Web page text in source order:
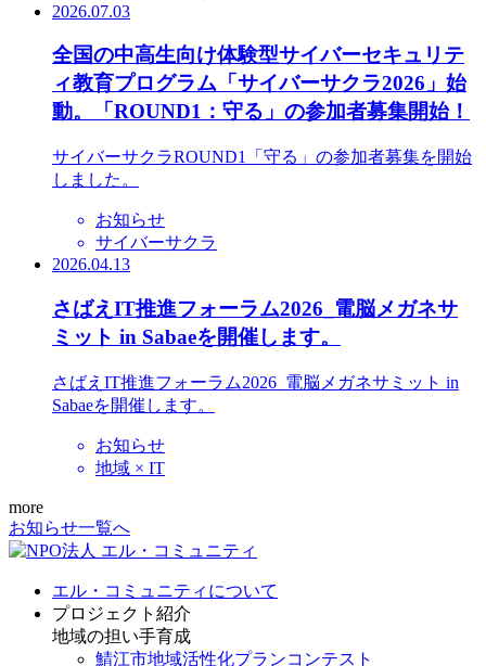
2026.07.03
全国の中高生向け体験型サイバーセキュリテ
ィ教育プログラム「サイバーサクラ2026」始
動。「ROUND1：守る」の参加者募集開始！
サイバーサクラROUND1「守る」の参加者募集を開始
しました。
お知らせ
サイバーサクラ
2026.04.13
さばえIT推進フォーラム2026_電脳メガネサ
ミット in Sabaeを開催します。
さばえIT推進フォーラム2026_電脳メガネサミット in
Sabaeを開催します。
お知らせ
地域 × IT
more
お知らせ一覧へ
エル・コミュニティについて
プロジェクト紹介
地域の担い手育成
鯖江市地域活性化プランコンテスト